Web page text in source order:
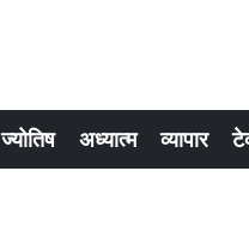
ज्योतिष अध्यात्म व्यापार